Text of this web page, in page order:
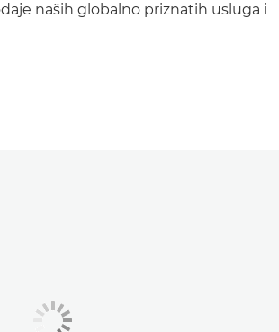
naših globalno priznatih usluga i